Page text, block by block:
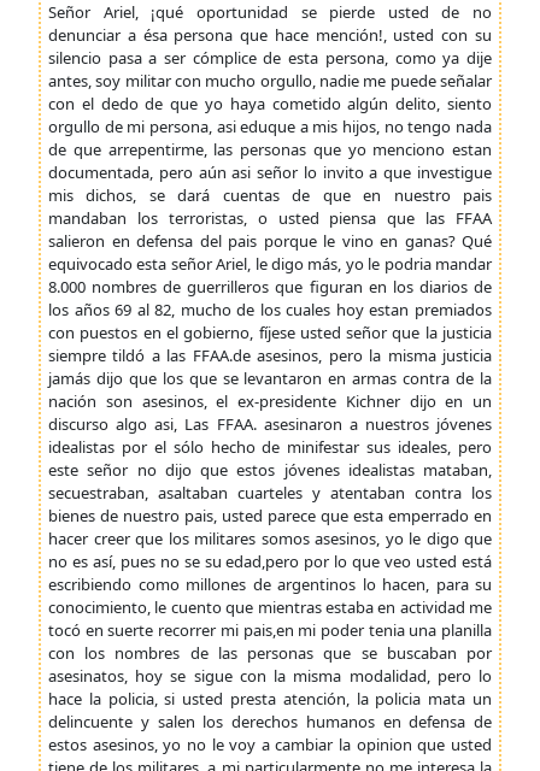
Señor Ariel, ¡qué oportunidad se pierde usted de no
denunciar a ésa persona que hace mención!, usted con su
silencio pasa a ser cómplice de esta persona, como ya dije
antes, soy militar con mucho orgullo, nadie me puede señalar
con el dedo de que yo haya cometido algún delito, siento
orgullo de mi persona, asi eduque a mis hijos, no tengo nada
de que arrepentirme, las personas que yo menciono estan
documentada, pero aún asi señor lo invito a que investigue
mis dichos, se dará cuentas de que en nuestro pais
mandaban los terroristas, o usted piensa que las FFAA
salieron en defensa del pais porque le vino en ganas? Qué
equivocado esta señor Ariel, le digo más, yo le podria mandar
8.000 nombres de guerrilleros que figuran en los diarios de
los años 69 al 82, mucho de los cuales hoy estan premiados
con puestos en el gobierno, fíjese usted señor que la justicia
siempre tildó a las FFAA.de asesinos, pero la misma justicia
jamás dijo que los que se levantaron en armas contra de la
nación son asesinos, el ex-presidente Kichner dijo en un
discurso algo asi, Las FFAA. asesinaron a nuestros jóvenes
idealistas por el sólo hecho de minifestar sus ideales, pero
este señor no dijo que estos jóvenes idealistas mataban,
secuestraban, asaltaban cuarteles y atentaban contra los
bienes de nuestro pais, usted parece que esta emperrado en
hacer creer que los militares somos asesinos, yo le digo que
no es así, pues no se su edad,pero por lo que veo usted está
escribiendo como millones de argentinos lo hacen, para su
conocimiento, le cuento que mientras estaba en actividad me
tocó en suerte recorrer mi pais,en mi poder tenia una planilla
con los nombres de las personas que se buscaban por
asesinatos, hoy se sigue con la misma modalidad, pero lo
hace la policia, si usted presta atención, la policia mata un
delincuente y salen los derechos humanos en defensa de
estos asesinos, yo no le voy a cambiar la opinion que usted